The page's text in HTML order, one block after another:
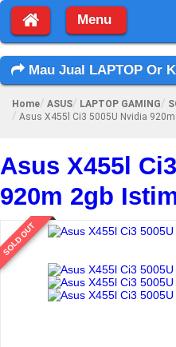
Menu
Mau Jual LAPTOP Or
Home ASUS LAPTOP GAMING
Asus X455l Ci3 5005U Nvidia
Asus X455l
920m 2gb
SOLD OUT